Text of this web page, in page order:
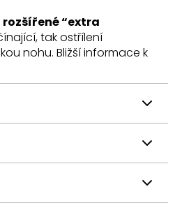
“extra
tak ostřílení
nohu. Bližší informace k